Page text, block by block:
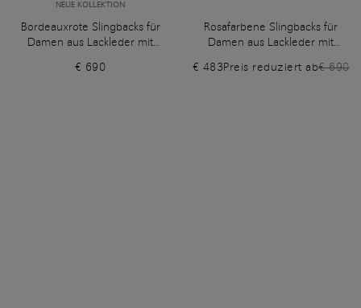
NEUE KOLLEKTION
Bordeauxrote Slingbacks für
Damen aus Lackleder mit
€ 690
Rosafarbene Slingbacks für
Damen aus Lackleder mit
€ 483Preis reduziert ab€ 690